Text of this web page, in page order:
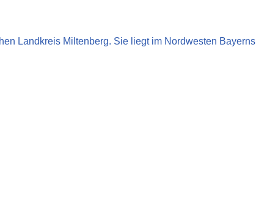
Landkreis Miltenberg. Sie liegt im Nordwesten Bayerns